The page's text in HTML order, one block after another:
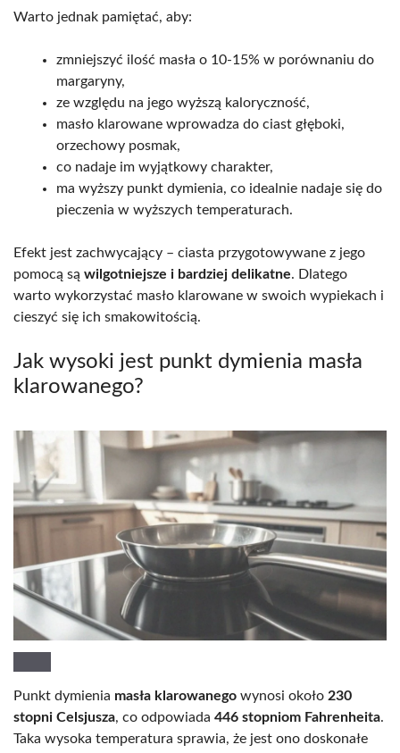
Warto jednak pamiętać, aby:
zmniejszyć ilość masła o 10-15% w porównaniu do
margaryny,
ze względu na jego wyższą kaloryczność,
masło klarowane wprowadza do ciast głęboki,
orzechowy posmak,
co nadaje im wyjątkowy charakter,
ma wyższy punkt dymienia, co idealnie nadaje się do
pieczenia w wyższych temperaturach.
Efekt jest zachwycający – ciasta przygotowywane z jego
pomocą są wilgotniejsze i bardziej delikatne. Dlatego
warto wykorzystać masło klarowane w swoich wypiekach i
cieszyć się ich smakowitością.
Jak wysoki jest punkt dymienia masła
klarowanego?
Punkt dymienia masła klarowanego wynosi około 230
stopni Celsjusza, co odpowiada 446 stopniom Fahrenheita.
Taka wysoka temperatura sprawia, że jest ono doskonałe